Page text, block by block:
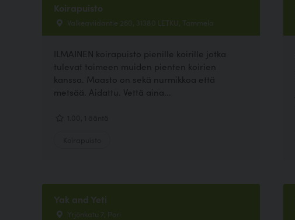
Koirapuisto
Valkeaviidantie 260, 31380 LETKU, Tammela
ILMAINEN koirapuisto pienille koirille jotka
tulevat toimeen muiden pienten koirien
kanssa. Maasto on sekä nurmikkoa että
metsää. Aidattu. Vettä aina...
Yak and Yeti
Yrjönkatu 7, Pori